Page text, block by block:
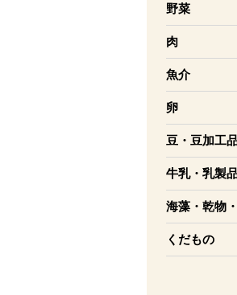
野菜
を開く
肉
を開く
魚介
を開く
卵
を開く
豆・豆加工
を開く
牛乳・乳製
を開く
海藻・乾物
を開く
くだもの
を開く